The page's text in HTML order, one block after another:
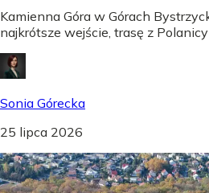
Kamienna Góra w Górach
najkrótsze wejście, trasę z
Sonia Górecka
25 lipca 2026